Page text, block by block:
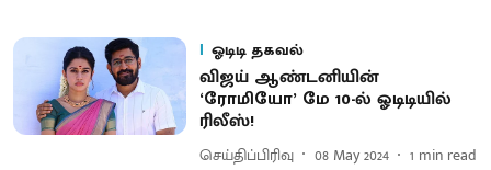
ஓடிடி தகவல்
விஜய் ஆண்டனியின்
‘ரோமியோ’ மே 10-ல் ஓடிடியில்
ரிலீஸ்!
செய்திப்பிரிவு 08 May 2024 1 min read